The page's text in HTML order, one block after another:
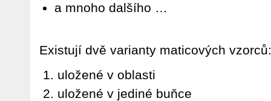
a mnoho dalšího …
Existují dvě varianty maticových vzorců:
uložené v oblasti
uložené v jediné buňce